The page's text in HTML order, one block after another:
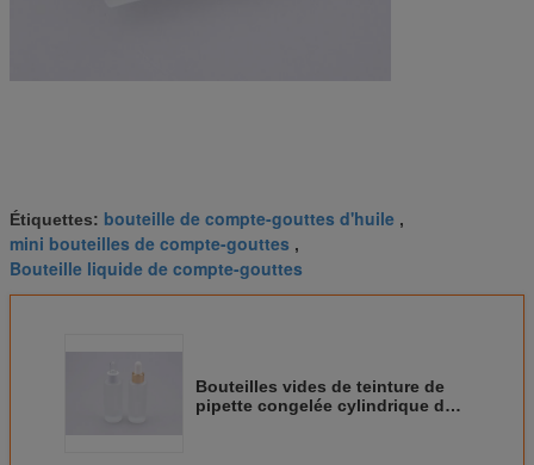
Étiquettes: bouteille de compte-gouttes d'huile ,
mini bouteilles de compte-gouttes ,
Bouteille liquide de compte-gouttes
Bouteilles vides de teinture de
pipette congelée cylindrique de